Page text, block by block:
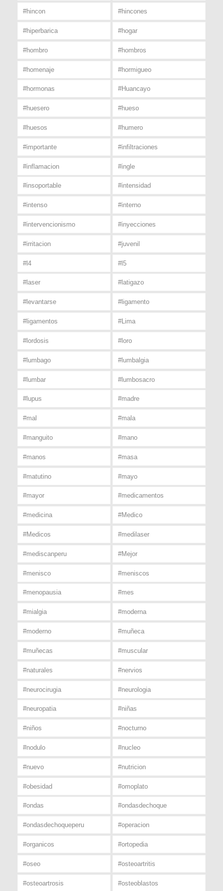
#hincon #hincones
#hiperbarica #hogar
#hombro #hombros
#homenaje #hormigueo
#hormonas #Huancayo
#huesero #hueso
#huesos #humero
#importante #infiltraciones
#inflamacion #ingle
#insoportable #intensidad
#intenso #interno
#intervencionismo #inyecciones
#irritacion #juvenil
#l4 #l5
#laser #latigazo
#levantarse #ligamento
#ligamentos #Lima
#lordosis #loro
#lumbago #lumbalgia
#lumbar #lumbosacro
#lupus #madre
#mal #mala
#manguito #mano
#manos #masa
#matutino #mayo
#mayor #medicamentos
#medicina #Medico
#Medicos #medilaser
#mediscanperu #Mejor
#menisco #meniscos
#menopausia #mes
#mialgia #moderna
#moderno #muñeca
#muñecas #muscular
#naturales #nervios
#neurocirugia #neurologia
#neuropatia #niñas
#niños #nocturno
#nodulo #nucleo
#nuevo #nutricion
#obesidad #omoplato
#ondas #ondasdechoque
#ondasdechoqueperu #operacion
#organicos #ortopedia
#oseo #osteoartritis
#osteoartrosis #osteoblastos